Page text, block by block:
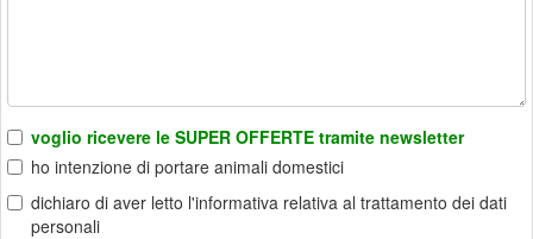
voglio ricevere le SUPER OFFERTE tramite newsletter
ho intenzione di portare animali domestici
dichiaro di aver letto l'informativa relativa al trattamento dei dati
personali